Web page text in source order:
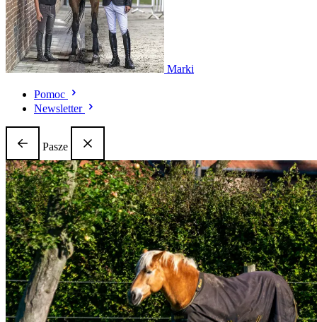
Marki
Pomoc
Newsletter
Pasze